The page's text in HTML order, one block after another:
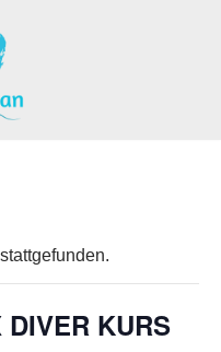
DIVER KURS